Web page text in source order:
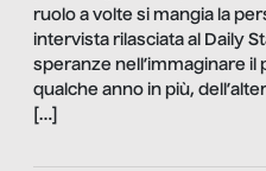
ruolo a volte si mangia la
intervista rilasciata al Daily
speranze nell’immaginare il
qualche anno in più,
[…]